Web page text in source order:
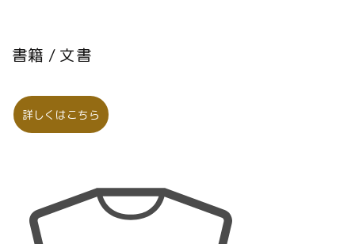
書籍 / 文書
詳しくはこちら